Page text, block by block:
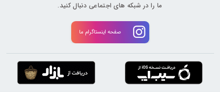
ما را در شبکه های اجتماعی دنبال کنید.
صفحه اینستاگرام ما